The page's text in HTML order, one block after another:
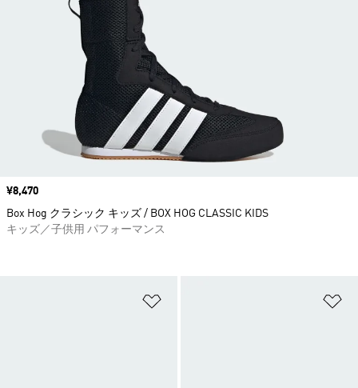
価格
¥8,470
Box Hog クラシック キッズ / BOX HOG CLASSIC KIDS
キッズ／子供用 パフォーマンス